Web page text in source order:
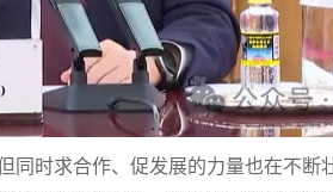
同时求合作、促发展的力量也在不